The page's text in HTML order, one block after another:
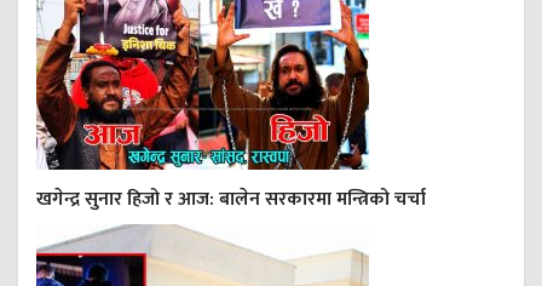
खगेन्द्र सुनार हिजो र आज: बालेन सरकारमा मन्त्रिको चर्चा